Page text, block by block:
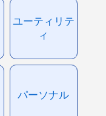
ユーティリテ
ィ
パーソナル